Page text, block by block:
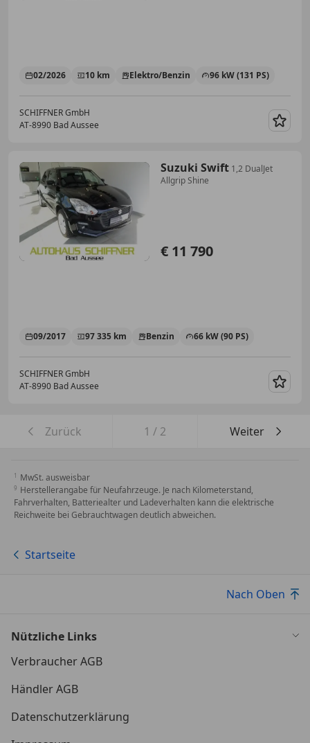
02/2026 10 km Elektro/Benzin 96 kW (131 PS)
SCHIFFNER GmbH
AT-8990 Bad Aussee
Suzuki Swift 1,2 DualJet
Allgrip Shine
€ 11 790
09/2017 97 335 km Benzin 66 kW (90 PS)
SCHIFFNER GmbH
AT-8990 Bad Aussee
Zurück 1 / 2 Weiter
MwSt. ausweisbar
Herstellerangabe für Neufahrzeuge. Je nach Kilometerstand,
Fahrverhalten, Batteriealter und Ladeverhalten kann die elektrische
Reichweite bei Gebrauchtwagen deutlich abweichen.
Startseite
Nach Oben
Nützliche Links
Verbraucher AGB
Händler AGB
Datenschutzerklärung